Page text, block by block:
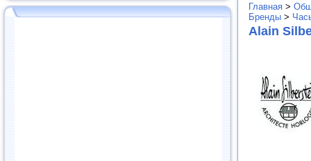
Главная >
Бренды >
Alain